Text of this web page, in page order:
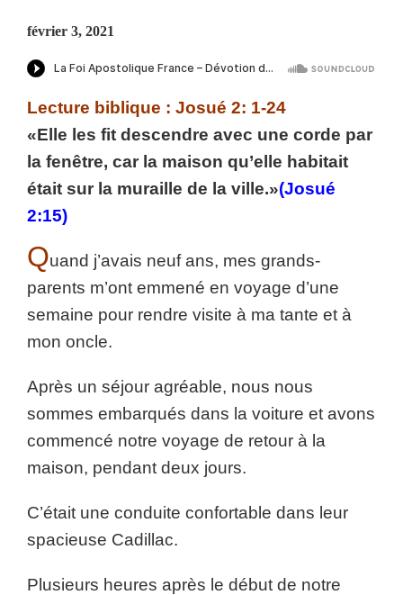
février 3, 2021
Lecture biblique : Josué 2: 1-24
«Elle les fit descendre avec une corde par
la fenêtre, car la maison qu’elle habitait
était sur la muraille de la ville.»(Josué
2:15)
Quand j’avais neuf ans, mes grands-
parents m’ont emmené en voyage d’une
semaine pour rendre visite à ma tante et à
mon oncle.
Après un séjour agréable, nous nous
sommes embarqués dans la voiture et avons
commencé notre voyage de retour à la
maison, pendant deux jours.
C’était une conduite confortable dans leur
spacieuse Cadillac.
Plusieurs heures après le début de notre